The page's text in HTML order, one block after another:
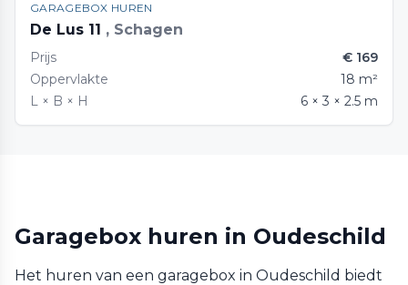
GARAGEBOX HUREN
De Lus 11 , Schagen
Prijs
€ 169
Oppervlakte
18 m²
L × B × H
6 × 3 × 2.5 m
Garagebox huren in Oudeschild
Het huren van een garagebox in Oudeschild biedt